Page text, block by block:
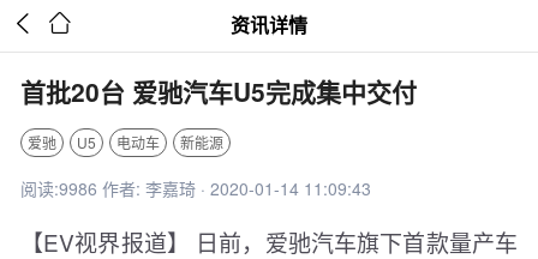
  资讯详情
首批20台 爱驰汽车U5完成集中交付
爱驰 U5 电动车 新能源
阅读:9986 作者: 李嘉琦 · 2020-01-14 11:09:43
【EV视界报道】 日前，爱驰汽车旗下首款量产车